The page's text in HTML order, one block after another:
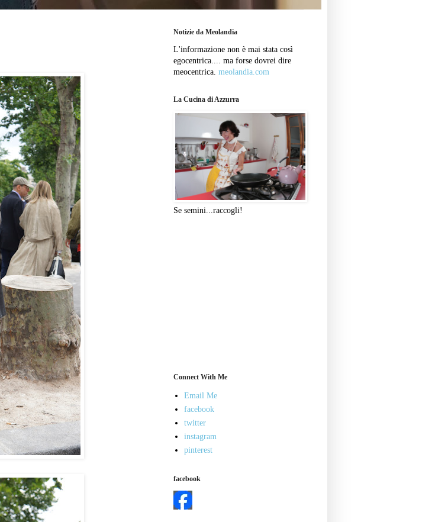
Notizie da Meolandia
L'informazione non è mai stata così
egocentrica.... ma forse dovrei dire
meocentrica. meolandia.com
La Cucina di Azzurra
Se semini...raccogli!
Connect With Me
Email Me
facebook
twitter
instagram
pinterest
facebook